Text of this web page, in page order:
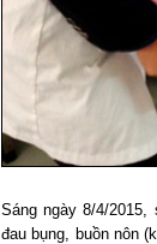
Sáng ngày 8/4/
đau bụng, buồn nôn